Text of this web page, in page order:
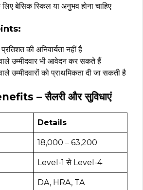
बेसिक स्किल या अनुभव होना चाहिए
की अनिवार्यता नहीं है
उम्मीदवार भी आवेदन कर सकते हैं
उम्मीदवारों को प्राथमिकता दी जा सकती है
– सैलरी और सुविधाएं
Details
₹18,000 – ₹63,200
Level-1 से Level-4
DA, HRA, TA